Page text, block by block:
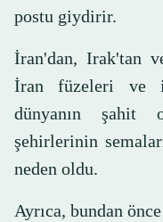
postu giydirir.
İran'dan, Irak'tan
İran füzeleri ve
dünyanın şahit
şehirlerinin
neden oldu.
Ayrıca, bundan